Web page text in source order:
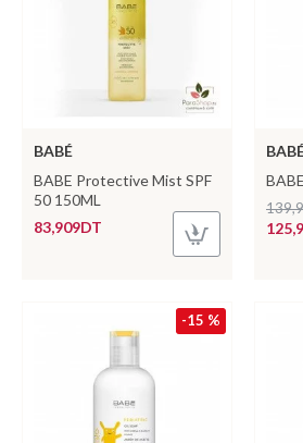
BABÉ
BABE Protective Mist SPF
50 150ML
83,909DT
-15 %